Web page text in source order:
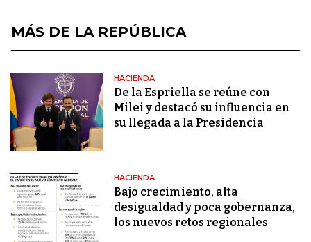
MÁS DE LA REPÚBLICA
HACIENDA
De la Espriella se reúne con
Milei y destacó su influencia en
su llegada a la Presidencia
HACIENDA
Bajo crecimiento, alta
desigualdad y poca gobernanza,
los nuevos retos regionales